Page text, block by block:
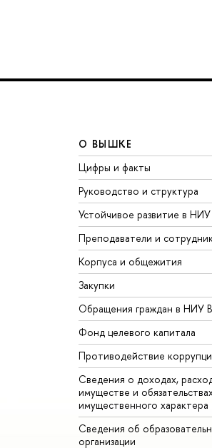
О ВЫШКЕ
Цифры и факты
Руководство и структура
Устойчивое развитие в
Преподаватели и
Корпуса и общежития
Закупки
Обращения граждан в НИУ
Фонд целевого капитала
Противодействие
Сведения о доходах,
имуществе и
имущественного характера
Сведения об
организации